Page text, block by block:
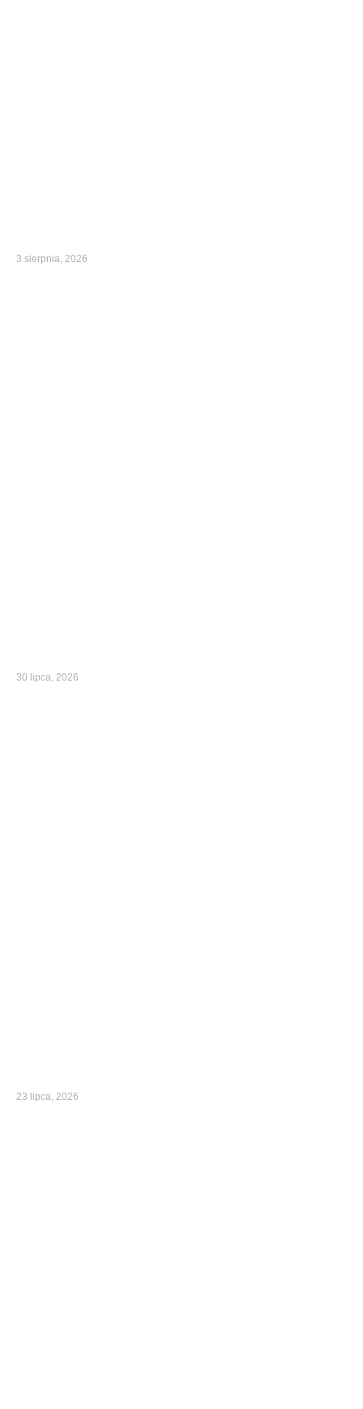
3 sierpnia, 2026
30 lipca, 2026
23 lipca, 2026